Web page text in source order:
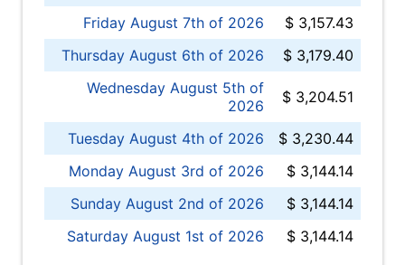
Friday August 7th of 2026
$ 3,157.43
Thursday August 6th of 2026
$ 3,179.40
Wednesday August 5th of
2026
$ 3,204.51
Tuesday August 4th of 2026
$ 3,230.44
Monday August 3rd of 2026
$ 3,144.14
Sunday August 2nd of 2026
$ 3,144.14
Saturday August 1st of 2026
$ 3,144.14